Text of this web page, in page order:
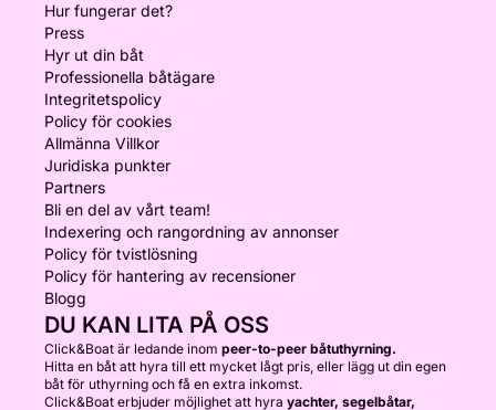
Hur fungerar det?
Press
Hyr ut din båt
Professionella båtägare
Integritetspolicy
Policy för cookies
Allmänna Villkor
Juridiska punkter
Partners
Bli en del av vårt team!
Indexering och rangordning av annonser
Policy för tvistlösning
Policy för hantering av recensioner
Blogg
DU KAN LITA PÅ OSS
Click&Boat är ledande inom peer-to-peer båtuthyrning.
Hitta en båt att hyra till ett mycket lågt pris, eller lägg ut din egen
båt för uthyrning och få en extra inkomst.
Click&Boat erbjuder möjlighet att hyra yachter, segelbåtar,